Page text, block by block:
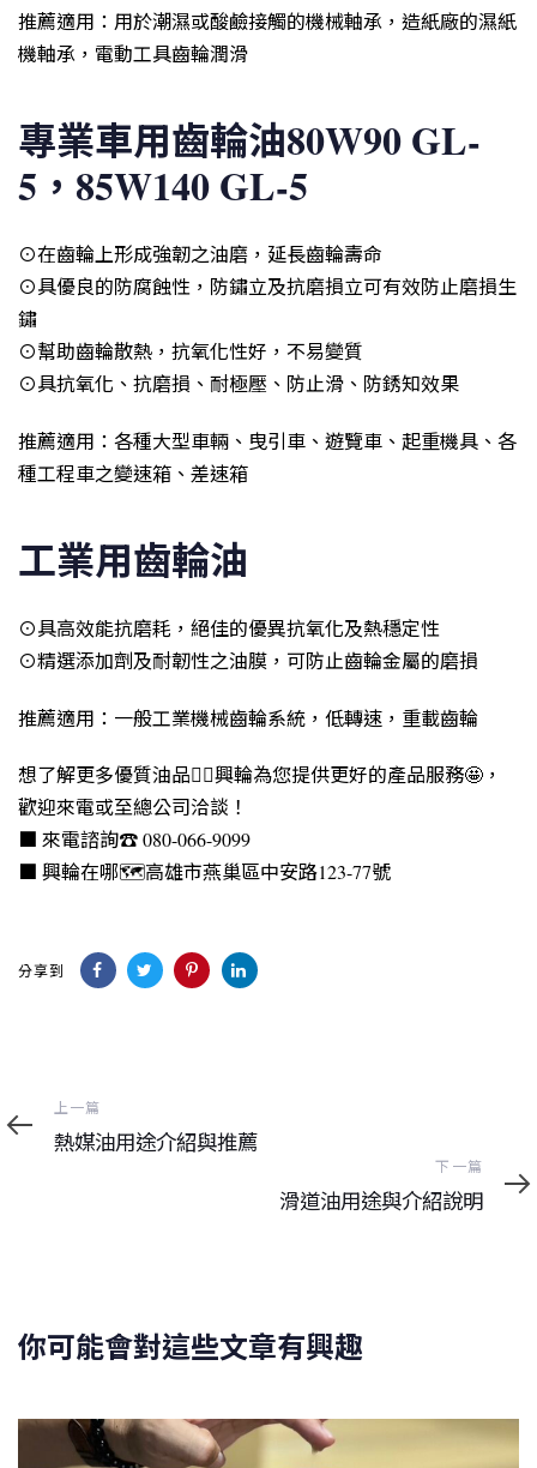
推薦適用：用於潮濕或酸鹼接觸的機械軸承，造紙廠的濕紙
機軸承，電動工具齒輪潤滑
專業車用齒輪油80W90 GL-
5，85W140 GL-5
⊙在齒輪上形成強韌之油磨，延長齒輪壽命
⊙具優良的防腐蝕性，防鏽立及抗磨損立可有效防止磨損生
鏽
⊙幫助齒輪散熱，抗氧化性好，不易變質
⊙具抗氧化、抗磨損、耐極壓、防止滑、防銹知效果
推薦適用：各種大型車輛、曳引車、遊覽車、起重機具、各
種工程車之變速箱、差速箱
工業用齒輪油
⊙具高效能抗磨耗，絕佳的優異抗氧化及熱穩定性
⊙精選添加劑及耐韌性之油膜，可防止齒輪金屬的磨損
推薦適用：一般工業機械齒輪系統，低轉速，重載齒輪
想了解更多優質油品👉🏻興輪為您提供更好的產品服務🤩，
歡迎來電或至總公司洽談！
■ 來電諮詢☎ 080-066-9099
■ 興輪在哪🗺高雄市燕巢區中安路123-77號
分享到
上
一
篇
上一篇
熱媒油用途介紹與推薦
一
篇
下一篇
滑道油用途與介紹說明
你可能會對這些文章有興趣